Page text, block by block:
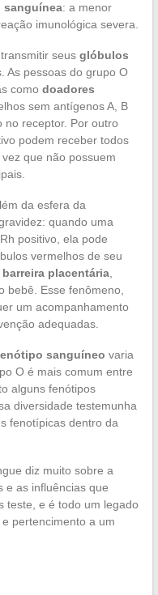
sanguínea: a menor
imunológica severa.
seus glóbulos
As pessoas do grupo O
como doadores
sem antígenos A, B
no receptor. Por outro
podem receber todos
que não possuem
da esfera da
quando uma
positivo, ela pode
vermelhos de seu
barreira placentária,
bebê. Esse fenômeno,
um acompanhamento
adequadas.
sanguíneo varia
O é mais comum entre
alguns fenótipos
diversidade testemunha
fenotípicas dentro da
diz muito sobre a
e as influências que
teste, e é todo um legado
pertencimento a um